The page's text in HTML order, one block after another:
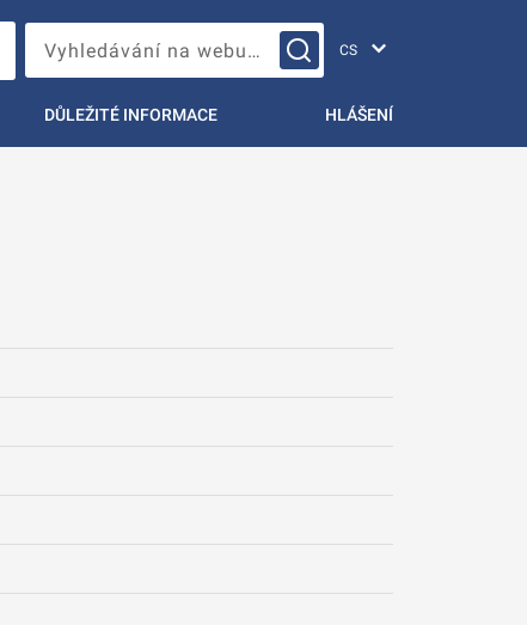
Vyhledávání na webu…
DŮLEŽITÉ INFORMACE HLÁŠENÍ